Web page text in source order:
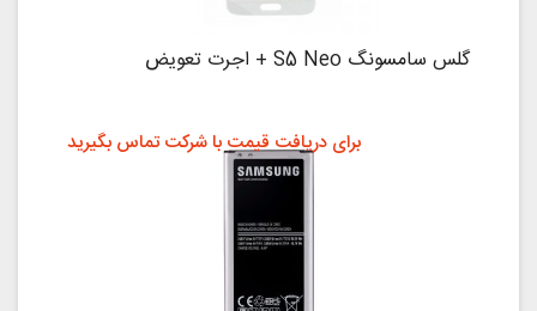
گلس سامسونگ S5 Neo + اجرت تعویض
برای دریافت قیمت با شرکت تماس بگیرید